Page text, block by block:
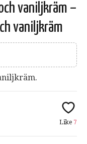
vaniljkräm –
vaniljkräm
Like 7